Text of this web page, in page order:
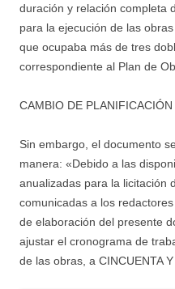
duración y relación completa
para la ejecución de las
que ocupaba más de tres
correspondiente al Plan de
CAMBIO DE PLANIFICACIÓN
Sin embargo, el documento
manera: «Debido a las
anualizadas para la licitación
comunicadas a los
de elaboración del presente
ajustar el cronograma de
de las obras, a CINCUENTA